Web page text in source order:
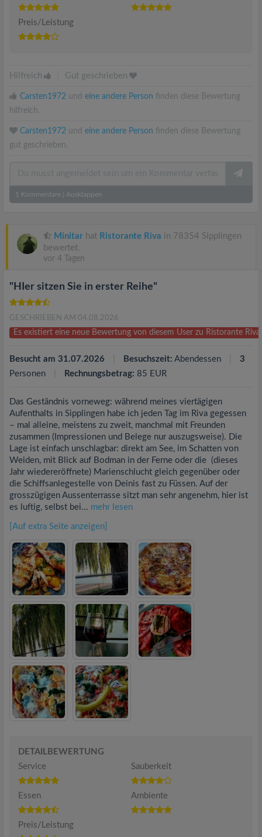
Preis/Leistung
Hilfreich Gut geschrieben
Carsten1972 und eine andere Person finden diese Bewertung
hilfreich.
Carsten1972 und eine andere Person finden diese Bewertung
gut geschrieben.
1 Kommentare Ausklappen
Minitar hat Ristorante Riva in 78354 Sipplingen
bewertet.
vor 4 Tagen
"HIer sitzen Sie in erster Reihe"
GESCHRIEBEN AM 04.08.2026
Es existiert eine neue Bewertung von diesem User zu Ristorante Riva
Besucht am 31.07.2026 Besuchszeit: Abendessen
3
Personen
Rechnungsbetrag: 85 EUR
Das Geständnis vorneweg: während meines viertägigen
Aufenthalts in Sipplingen habe ich jeden Tag im Riva gegessen
– mal alleine, meistens zu zweit, manchmal mit Freunden
zusammen (Impressionen und Belege nur auszugsweise). Die
Lage ist einfach unschlagbar: direkt am See, im Schatten von
Weiden, mit Blick auf Bodman in der Ferne oder die (dieses
Jahr wiedereröffnete) Marienschlucht gleich gegenüber oder
die Schiffsanlegestelle von Deinis fast zu Füssen. Auf der
grosszügigen Aussenterrasse sitzt man sehr angenehm, hier ist
es luftig, selbst bei... mehr lesen
[Auf extra Seite anzeigen]
DETAILBEWERTUNG
Service
Sauberkeit
Essen Ambiente
Preis/Leistung